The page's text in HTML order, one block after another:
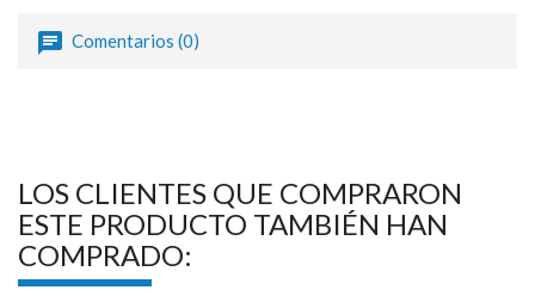
Comentarios (0)
LOS CLIENTES QUE COMPRARON
ESTE PRODUCTO TAMBIÉN HAN
COMPRADO: